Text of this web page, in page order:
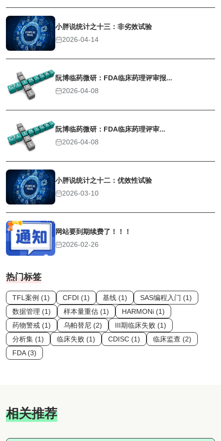
小胖说统计之十三：非劣效试验
2026-04-14
阮博临药微研：FDA临床药理评审报...
2026-04-08
阮博临药微研：FDA临床药理评审...
2026-04-08
小胖说统计之十二：优效性试验
2026-03-10
网站要到期续费了！！！
2026-02-26
热门标签
TFL案例 (1) CFDI (1) 基线 (1)
SAS编程入门 (1)
数据管理 (1)
样本量重估 (1)
HARMONi (1)
药物警戒 (1)
乌帕替尼 (2)
III期临床失败 (1)
分析集 (1)
临床失败 (1) CDISC (1)
临床监查 (2)
FDA (3)
相关推荐